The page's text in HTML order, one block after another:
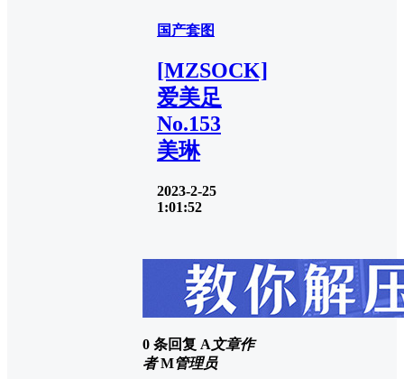
国产套图
[MZSOCK]
爱美足
No.153
美琳
2023-2-25
1:01:52
0 条回复 A文章作
者 M管理员